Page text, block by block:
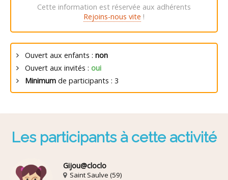
Cette information est réservée aux adhérents
Rejoins-nous vite !
Ouvert aux enfants : non
Ouvert aux invités : oui
Minimum de participants : 3
Les participants à cette activité
Gijou@cloclo
Saint Saulve (59)